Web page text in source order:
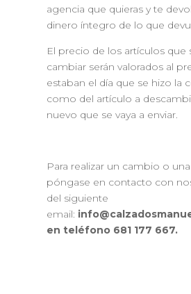
agencia que quieras y te
dinero íntegro de lo que
El precio de los artículos que
cambiar serán valorados al
estaban el día que se hizo la
como del artículo a
nuevo que se vaya a enviar.
Para realizar un cambio o
póngase en contacto con
del siguiente
email:
en teléfono 681 177 667.